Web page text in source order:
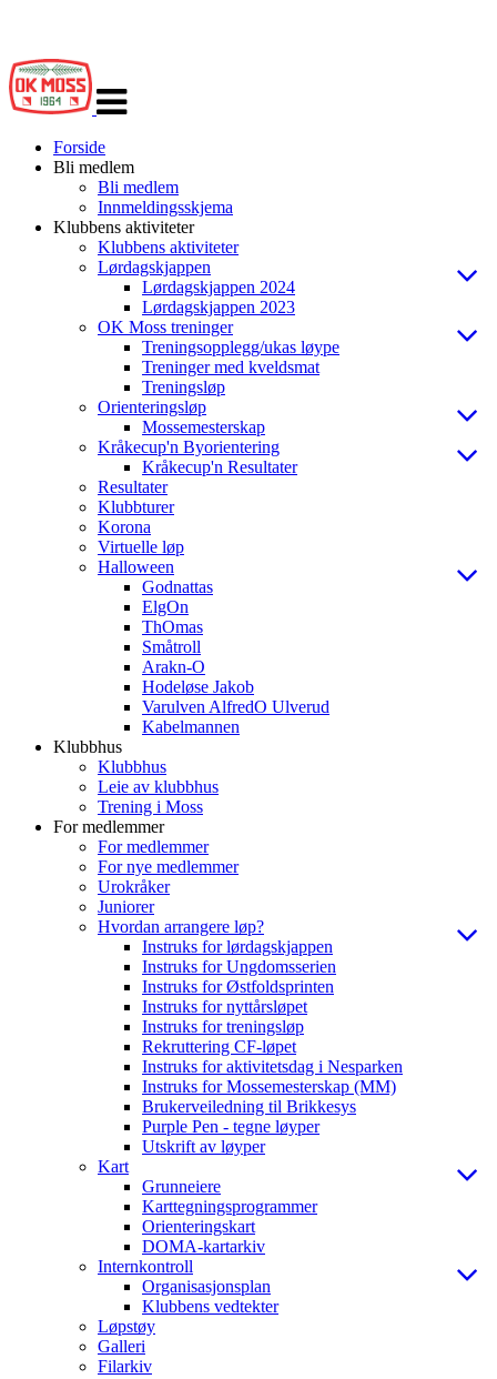
navigasjon
Forside
Bli medlem
Bli medlem
Innmeldingsskjema
Klubbens aktiviteter
Klubbens aktiviteter
Lørdagskjappen
Lørdagskjappen 2024
Lørdagskjappen 2023
OK Moss treninger
Treningsopplegg/ukas løype
Treninger med kveldsmat
Treningsløp
Orienteringsløp
Mossemesterskap
Kråkecup'n Byorientering
Kråkecup'n Resultater
Resultater
Klubbturer
Korona
Virtuelle løp
Halloween
Godnattas
ElgOn
ThOmas
Småtroll
Arakn-O
Hodeløse Jakob
Varulven AlfredO Ulverud
Kabelmannen
Klubbhus
Klubbhus
Leie av klubbhus
Trening i Moss
For medlemmer
For medlemmer
For nye medlemmer
Urokråker
Juniorer
Hvordan arrangere løp?
Instruks for lørdagskjappen
Instruks for Ungdomsserien
Instruks for Østfoldsprinten
Instruks for nyttårsløpet
Instruks for treningsløp
Rekruttering CF-løpet
Instruks for aktivitetsdag i Nesparken
Instruks for Mossemesterskap (MM)
Brukerveiledning til Brikkesys
Purple Pen - tegne løyper
Utskrift av løyper
Kart
Grunneiere
Karttegningsprogrammer
Orienteringskart
DOMA-kartarkiv
Internkontroll
Organisasjonsplan
Klubbens vedtekter
Løpstøy
Galleri
Filarkiv